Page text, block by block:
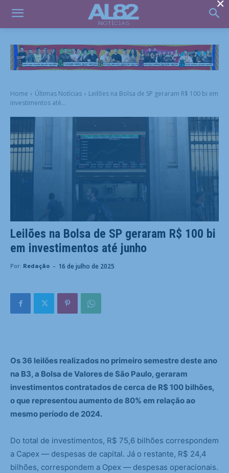
Home Últimas Notícias
Leilões na Bolsa de SP geraram R$ 100 bi em
investimentos até...
Leilões na Bolsa de SP geraram R$ 100 bi
em investimentos até junho
Por: Redação - 16 de julho de 2025
Os 36 leilões realizados no primeiro semestre deste ano
na B3, a Bolsa de Valores de São Paulo, geraram
investimentos contratados de cerca de R$ 100 bilhões,
o que representou aumento de 80% em relação ao
mesmo período de 2024.
Do total de investimentos, R$ 75,6 bilhões correspondem
a Capex — despesas de capital. Já o restante, R$ 24,4
bilhões, correspondem a Opex — despesas operacionais.